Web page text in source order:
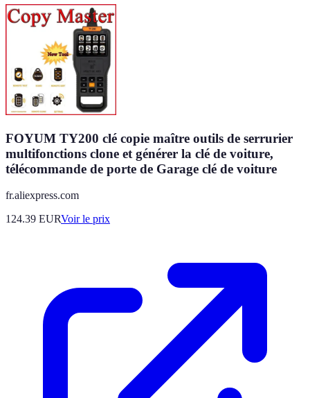
FOYUM TY200 clé copie maître outils de serrurier
multifonctions clone et générer la clé de voiture,
télécommande de porte de Garage clé de voiture
fr.aliexpress.com
124.39 EURVoir le prix